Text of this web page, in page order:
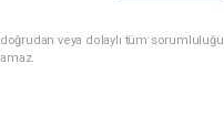
veya dolaylı tüm sorumluluğu